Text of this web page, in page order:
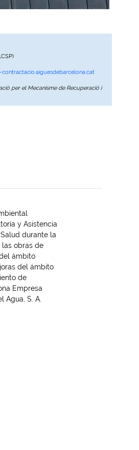
per el Mecanisme de Recuperació i
y Asistencia
durante la
obras de
ámbito
del ámbito
de
Empresa
Agua, S. A.